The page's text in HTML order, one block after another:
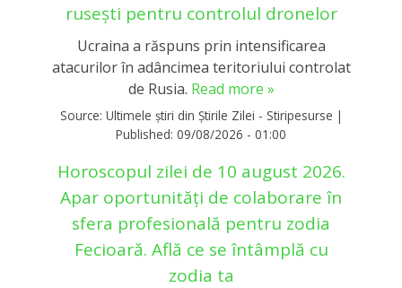
rusești pentru controlul dronelor
Ucraina a răspuns prin intensificarea
atacurilor în adâncimea teritoriului controlat
de Rusia. Read more »
Source: Ultimele știri din Știrile Zilei - Stiripesurse |
Published: 09/08/2026 - 01:00
Horoscopul zilei de 10 august 2026.
Apar oportunități de colaborare în
sfera profesională pentru zodia
Fecioară. Află ce se întâmplă cu
zodia ta